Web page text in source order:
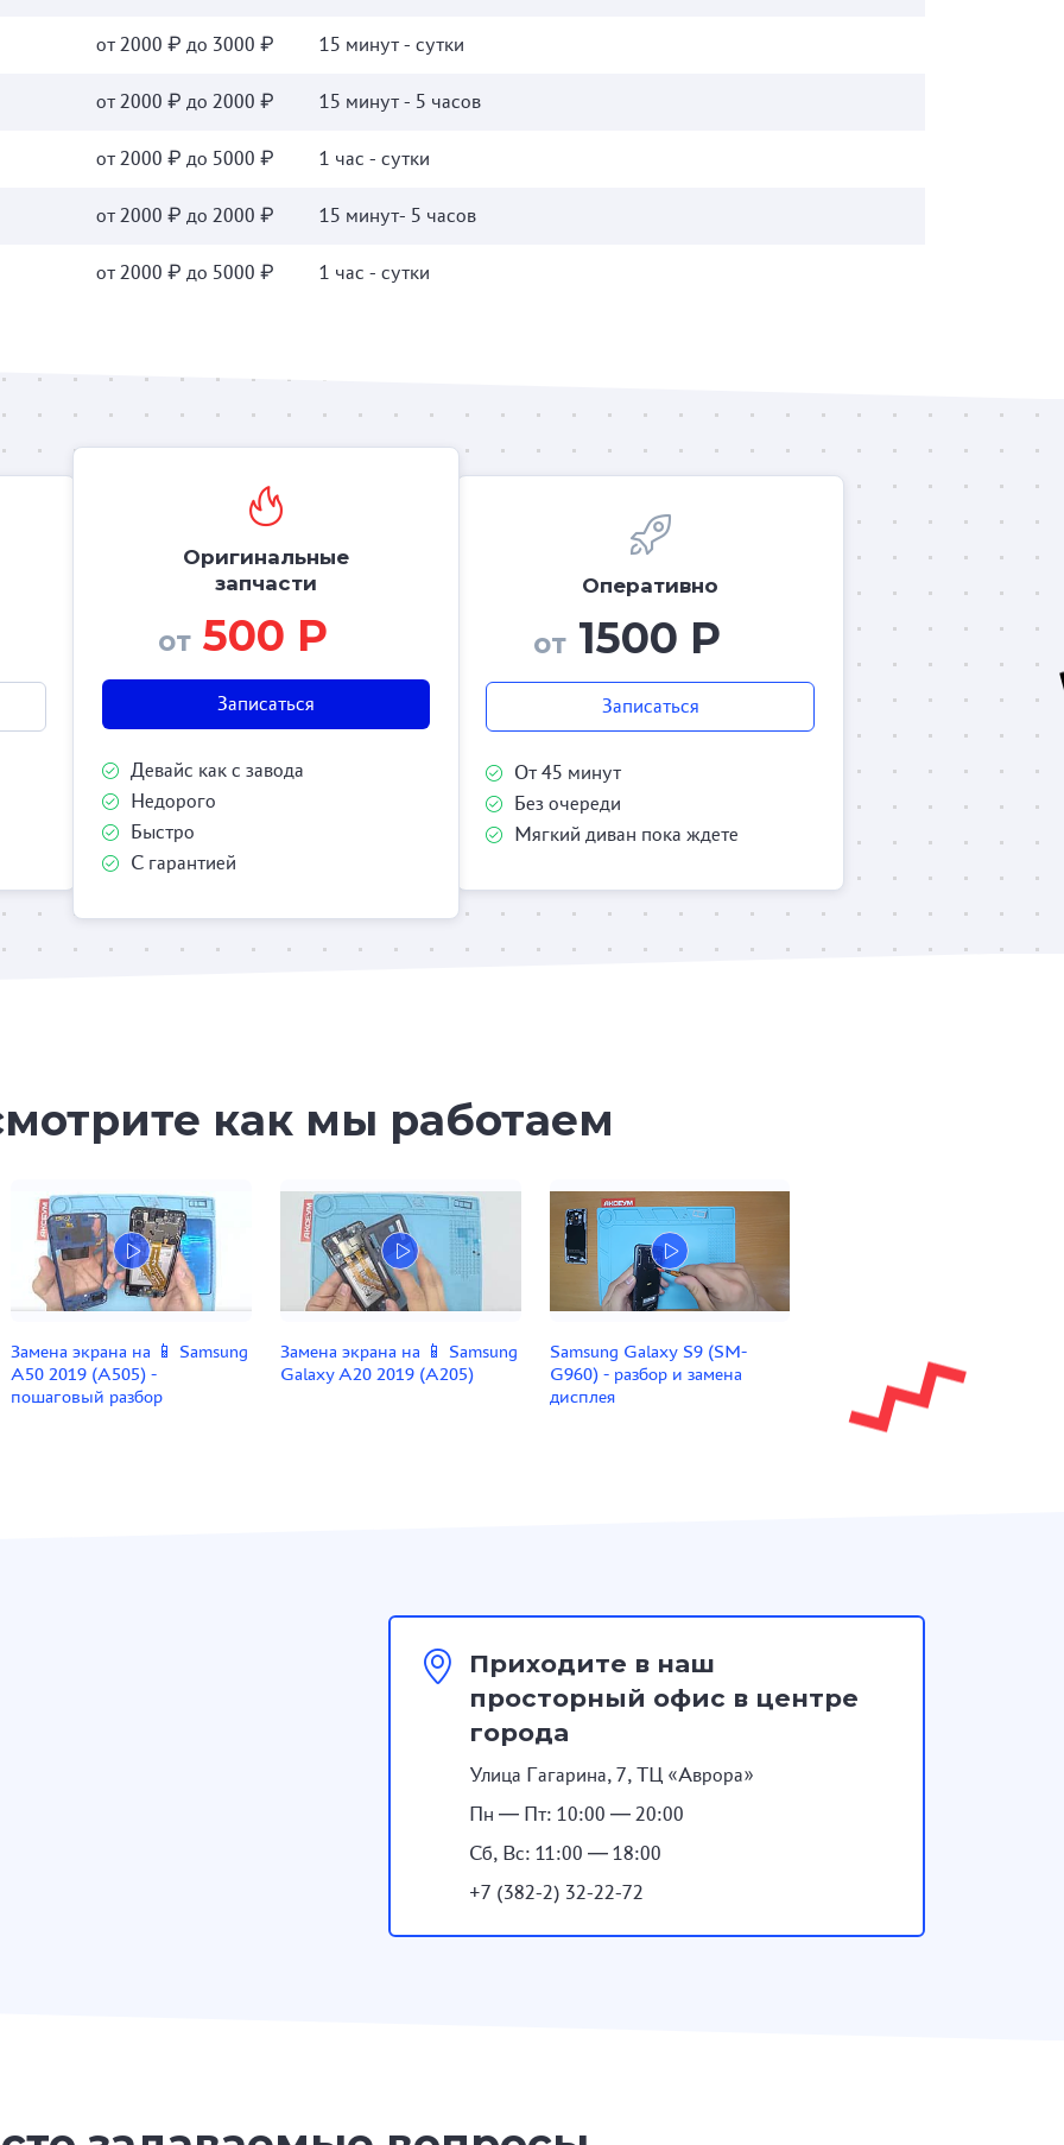
от 2000 ₽ до 3000 ₽ 15 минут - сутки
от 2000 ₽ до 2000 ₽ 15 минут - 5 часов
от 2000 ₽ до 5000 ₽ 1 час - сутки
от 2000 ₽ до 2000 ₽ 15 минут- 5 часов
от 2000 ₽ до 5000 ₽ 1 час - сутки
Оригинальные
запчасти
от500 Р
Записаться
Девайс как с завода
Недорого
Быстро
С гарантией
Оперативно
от1500 Р
Записаться
От 45 минут
Без очереди
Мягкий диван пока ждете
как мы работаем
Замена экрана на 📱 Samsung
A50 2019 (A505) -
пошаговый разбор
Замена экрана на 📱 Samsung
Galaxy A20 2019 (A205)
Samsung Galaxy S9 (SM-
G960) - разбор и замена
дисплея
Приходите в наш
просторный офис в центре
города
Улица Гагарина, 7, ТЦ «Аврора»
Пн — Пт: 10:00 — 20:00
Сб, Вс: 11:00 — 18:00
+7 (382-2) 32-22-72